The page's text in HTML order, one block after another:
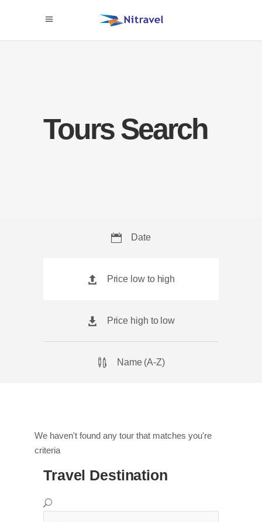
Tours Search
Date
Price low to high
Price high to low
Name (A-Z)
We haven't found any tour that matches you're
criteria
Travel Destination